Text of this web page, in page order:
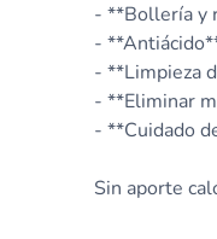
- **Bollería y
-
- **Limpieza
- **Eliminar
- **Cuidado
Sin aporte